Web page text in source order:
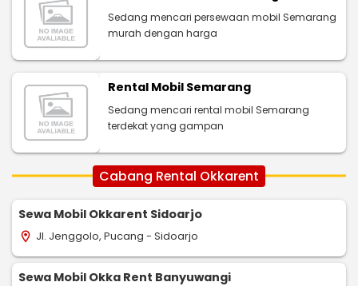
Sedang mencari persewaan mobil Semarang
murah dengan harga
Rental Mobil Semarang
Sedang mencari rental mobil Semarang
terdekat yang gampan
Cabang Rental Okkarent
Sewa Mobil Okkarent Sidoarjo
location_on Jl. Jenggolo, Pucang - Sidoarjo
Sewa Mobil Okka Rent Banyuwangi